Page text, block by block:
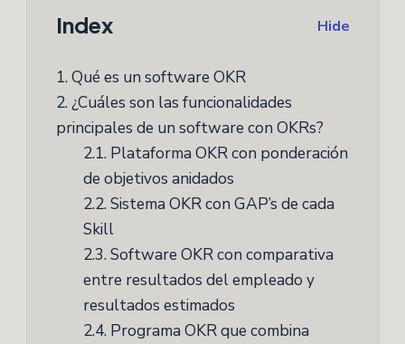
Index Hide
1.Qué es un software OKR
2.¿Cuáles son las funcionalidades
principales de un software con OKRs?
2.1.Plataforma OKR con ponderación
de objetivos anidados
2.2.Sistema OKR con GAP’s de cada
Skill
2.3.Software OKR con comparativa
entre resultados del empleado y
resultados estimados
2.4.Programa OKR que combina